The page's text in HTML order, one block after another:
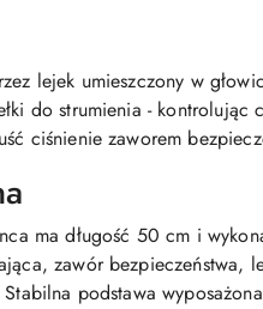
lejek umieszczony w
do strumienia -
ciśnienie zaworem
ma długość 50 cm i
zawór bezpieczeństwa,
podstawa